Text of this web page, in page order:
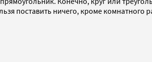
поставить ничего, кроме